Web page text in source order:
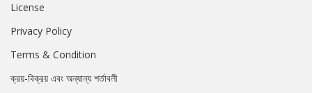
License
Privacy Policy
Terms & Condition
ক্রয়-বিক্রয় এবং অন্যান্য শর্তাবলী